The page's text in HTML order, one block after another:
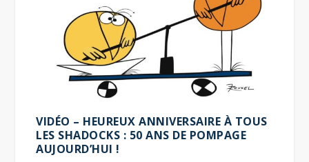
VIDÉO – HEUREUX ANNIVERSAIRE À TOUS
LES SHADOCKS : 50 ANS DE POMPAGE
AUJOURD’HUI !